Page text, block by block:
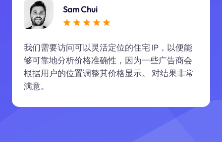
Sam Chui
我们需要访问可以灵活定位的住宅 IP，以便能
够可靠地分析价格准确性，因为一些广告商会
根据用户的位置调整其价格显示。 对结果非常
满意。